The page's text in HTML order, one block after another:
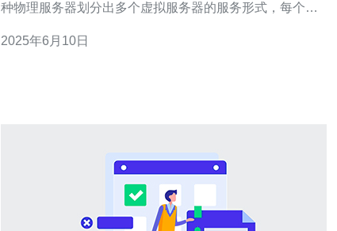
种物理服务器划分出多个虚拟服务器的服务形式，每个虚
的系统配置和资源。VPS相比于传统的共享主机更稳定、
2025年6月10日